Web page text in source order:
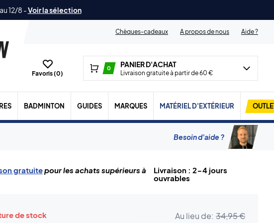
12/8 -Voir la sélection
Chèques-cadeaux
A propos de nous Aide ?
Favoris (0)
0 PANIER D'ACHAT
Livraison gratuite à partir de 60 €
BADMINTON GUIDES MARQUES MATÉRIEL D'EXTÉRIEUR
Besoin d'aide ?
gratuitepour les achats supérieurs à
Livraison : 2-4 jours
ouvrables
de stock Au lieu de: 34,95 €